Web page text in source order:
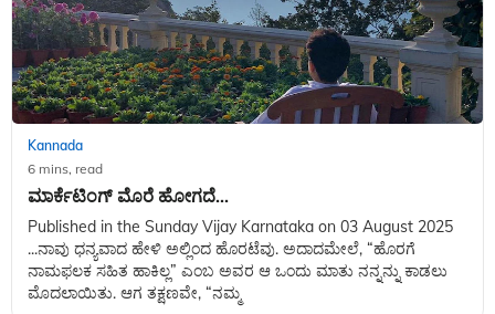
Kannada
6 mins, read
ಮಾರ್ಕೆಟಿಂಗ್ ಮೊರೆ ಹೋಗದೆ...
Published in the Sunday Vijay Karnataka on 03 August 2025
...ನಾವು ಧನ್ಯವಾದ ಹೇಳಿ ಅಲ್ಲಿಂದ ಹೊರಟೆವು. ಅದಾದಮೇಲೆ, “ಹೊರಗೆ
ನಾಮಫಲಕ ಸಹಿತ ಹಾಕಿಲ್ಲ” ಎಂಬ ಅವರ ಆ ಒಂದು ಮಾತು ನನ್ನನ್ನು ಕಾಡಲು
ಮೊದಲಾಯಿತು. ಆಗ ತಕ್ಷಣವೇ, “ನಮ್ಮ